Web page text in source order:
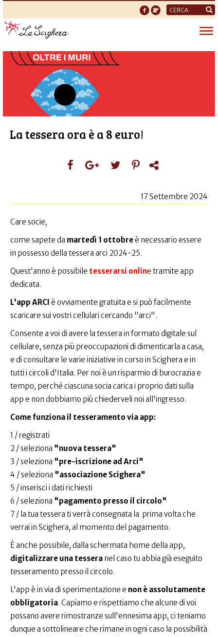
Form
di
ricerca
La tessera ora è a 8 euro!
17 Settembre 2024
Care socie,
come sapete da martedì 1 ottobreè necessario essere
in possesso della tessera arci 2024-25.
Quest'anno è possibile tesserarsi online tramite app
dedicata.
L'app ARCI è ovviamente gratuita e si può facilmente
scaricare sui vostri cellulari cercando "arci".
Consente a voi di avere la tessera in formato digitale sul
cellulare, senza più preoccupazioni di dimenticarla a casa,
e di consultare le varie iniziative in corso in Scighera e in
tutti i circoli d'Italia. Per noi è un risparmio di burocrazia e
tempo, perché ciascuna socia carica i proprio dati sulla
app e non dobbiamo più chiederveli noi all'ingresso.
Come funziona il tesseramento via app:
1 / registrati
2 / seleziona "nuova tessera"
3 / seleziona "pre-iscrizione ad Arci"
4 / seleziona "associazione Scighera"
5 / inserisci i dati richiesti
6 / seleziona "pagamento presso il circolo"
7 / la tua tessera ti verrà consegnata la prima volta che
verrai in Scighera, al momento del pagamento.
È anche possibile, dalla schermata home della app,
digitalizzare una tessera nel caso tu abbia già eseguito
tesseramento presso il circolo.
L'app è in via di sperimentazione e non è assolutamente
obbligatoria. Capiamo e rispettiamo che alcune di voi
possano avere rimostranze sull'ennesima app, ci teniamo
dunque a sottolineare che rimane in ogni caso la possibilità